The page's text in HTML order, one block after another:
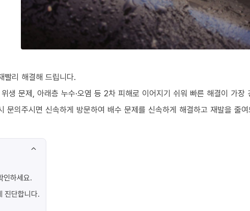
빨리 해결해 드립니다.
생 문제, 아래층 누수·오염 등 2차 피해로 이어지기 쉬워 빠른 해결이 가장
문의주시면 신속하게 방문하여 배수 문제를 신속하게 해결하고 재발을 줄
인하세요.
진단합니다.